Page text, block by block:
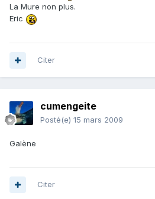
La Mure non plus.
Eric
Citer
cumengeite
Posté(e) 15 mars 2009
Galène
Citer